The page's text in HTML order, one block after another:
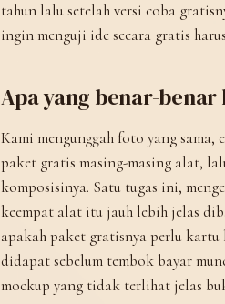
tahun lalu setelah versi coba
ingin menguji ide secara gratis
Apa yang benar-
Kami mengunggah foto yang
paket gratis masing-masing alat,
komposisinya. Satu tugas ini,
keempat alat itu jauh lebih jelas
apakah paket gratisnya perlu
didapat sebelum tembok bayar
mockup yang tidak terlihat jelas